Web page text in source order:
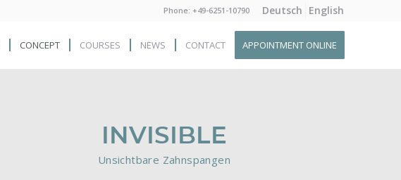
Deutsch English
Phone: +49-6251-10790
CONCEPT COURSES NEWS CONTACT APPOINTMENT ONLINE
INVISIBLE
Unsichtbare Zahnspangen